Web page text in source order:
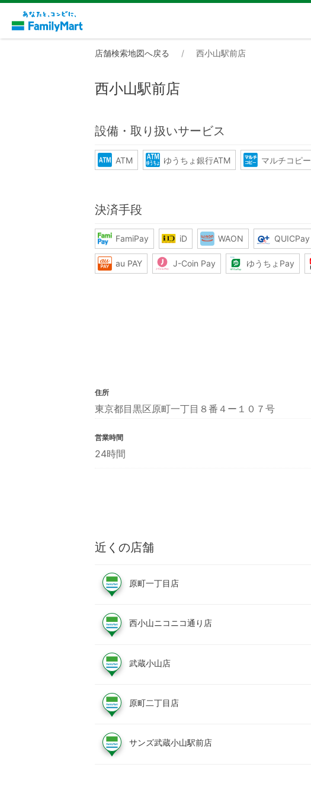
店舗検索地図へ戻る 西小山駅前店
西小山駅前店
設備・取り扱いサービス
ATM ゆうちょ銀行ATM マルチコピー
決済手段
FamiPay iD WAON QUICPay
au PAY J-Coin Pay ゆうちょPay
住所
東京都目黒区原町一丁目８番４ー１０７号
営業時間
24時間
近くの店舗
原町一丁目店
西小山ニコニコ通り店
武蔵小山店
原町二丁目店
サンズ武蔵小山駅前店